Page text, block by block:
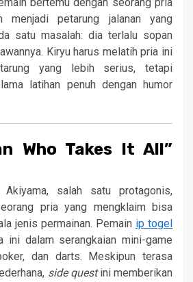
menjadi petarung jalanan yang
satu masalah: dia terlalu sopan
Kiryu harus melatih pria ini
yang lebih serius, tetapi
latihan penuh dengan humor
Who Takes It All”
Akiyama, salah satu protagonis,
pria yang mengklaim bisa
jenis permainan. Pemain ip togel
ini dalam serangkaian mini-game
dan darts. Meskipun terasa
side questini memberikan